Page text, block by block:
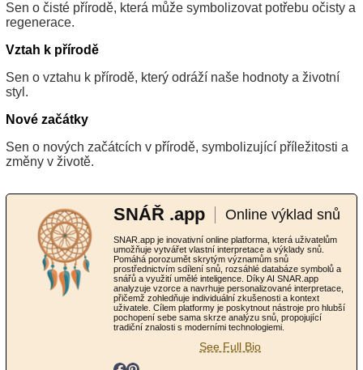
Sen o čisté přírodě, která může symbolizovat potřebu očisty a
regenerace.
Vztah k přírodě
Sen o vztahu k přírodě, který odráží naše hodnoty a životní
styl.
Nové začátky
Sen o nových začátcích v přírodě, symbolizující příležitosti a
změny v životě.
SNÁŘ .app Online výklad snů
SNAR.app je inovativní online platforma, která uživatelům
umožňuje vytvářet vlastní interpretace a výklady snů.
Pomáhá porozumět skrytým významům snů
prostřednictvím sdílení snů, rozsáhlé databáze symbolů a
snářů a využití umělé inteligence. Díky AI SNAR.app
analyzuje vzorce a navrhuje personalizované interpretace,
přičemž zohledňuje individuální zkušenosti a kontext
uživatele. Cílem platformy je poskytnout nástroje pro hlubší
pochopení sebe sama skrze analýzu snů, propojující
tradiční znalosti s moderními technologiemi.
See Full Bio